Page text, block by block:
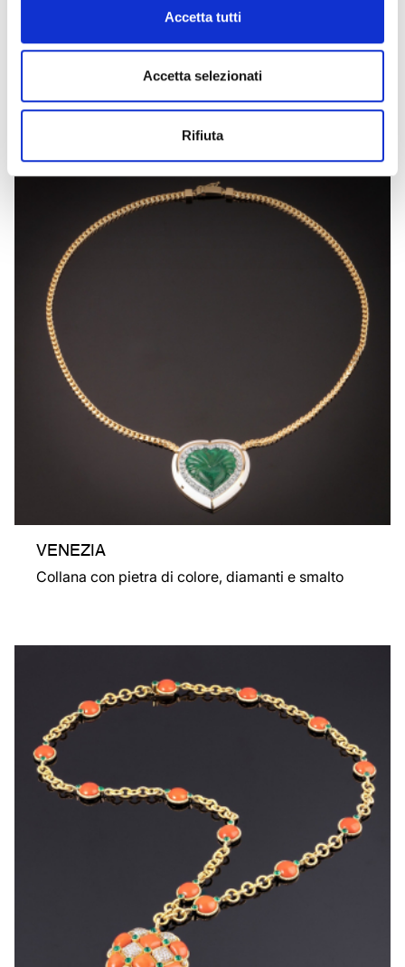
Accetta tutti
Accetta selezionati
Rifiuta
ARCOBALENO
Anello con diamanti e smalto
VENEZIA
Collana con pietra di colore, diamanti e smalto